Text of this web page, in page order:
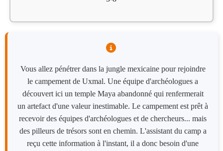
Vous allez pénétrer dans la jungle mexicaine pour rejoindre
le campement de Uxmal. Une équipe d'archéologues a
découvert ici un temple Maya abandonné qui renfermerait
un artefact d'une valeur inestimable. Le campement est prêt à
recevoir des équipes d'archéologues et de chercheurs... mais
des pilleurs de trésors sont en chemin. L'assistant du camp a
reçu cette information à l'instant, il a donc besoin d'une